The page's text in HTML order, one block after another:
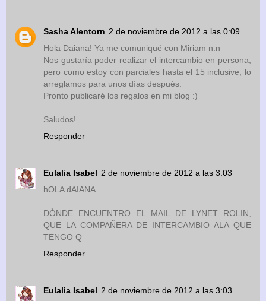
Sasha Alentorn 2 de noviembre de 2012 a las 0:09
Hola Daiana! Ya me comuniqué con Miriam n.n
Nos gustaría poder realizar el intercambio en persona,
pero como estoy con parciales hasta el 15 inclusive, lo
arreglamos para unos días después.
Pronto publicaré los regalos en mi blog :)
Saludos!
Responder
Eulalia Isabel 2 de noviembre de 2012 a las 3:03
hOLA dAIANA.
DÒNDE ENCUENTRO EL MAIL DE LYNET ROLIN,
QUE LA COMPAÑERA DE INTERCAMBIO ALA QUE
TENGO Q
Responder
Eulalia Isabel 2 de noviembre de 2012 a las 3:03